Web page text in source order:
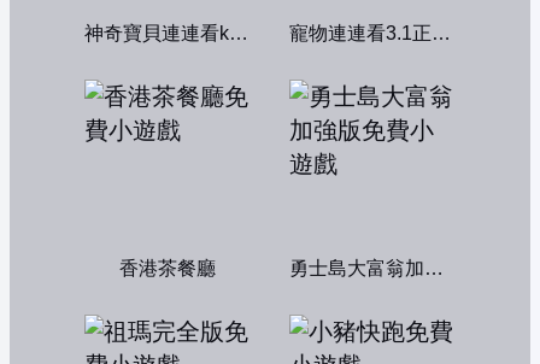
神奇寶貝連連看kawai版2004 寵物連連看3.1正式版
香港茶餐廳 勇士島大富翁加強版